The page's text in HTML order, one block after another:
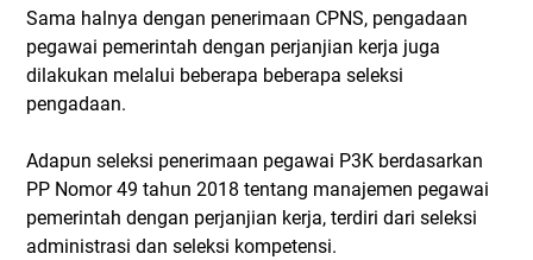
Sama halnya dengan penerimaan CPNS, pengadaan
pegawai pemerintah dengan perjanjian kerja juga
dilakukan melalui beberapa beberapa seleksi
pengadaan.
Adapun seleksi penerimaan pegawai P3K berdasarkan
PP Nomor 49 tahun 2018 tentang manajemen pegawai
pemerintah dengan perjanjian kerja, terdiri dari seleksi
administrasi dan seleksi kompetensi.